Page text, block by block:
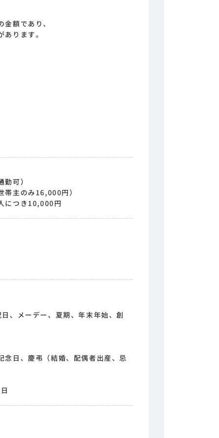
額であり、
ります。
可）
主のみ16,000円）
につき10,000円
、メーデー、夏期、年末年始、創
念日、慶弔（結婚、配偶者出産、忌